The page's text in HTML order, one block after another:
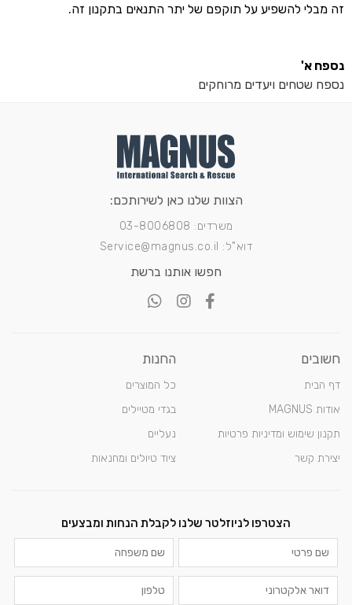
זה מבלי להשפיע על תוקפם של יתר התנאים בתקנון זה.
נספח א'
נספח שטחים ויעדים מרוחקים
הצוות שלנו כאן לשירותכם:
משרדים: 03-8006808
דוא"ל: Service@magnus.co.il
חפשו אותנו ברשת
חשובים
דף הבית
אודות MAGNUS
תקנון שימוש ומדיניות פרטיות
יצירת קשר
החנות
כל המוצרים
בגדי מטיילים
נעליים
ציוד טיולים ומחנאות
הצטרפו לניוזלטר שלנו לקבלת הנחות ומבצעים